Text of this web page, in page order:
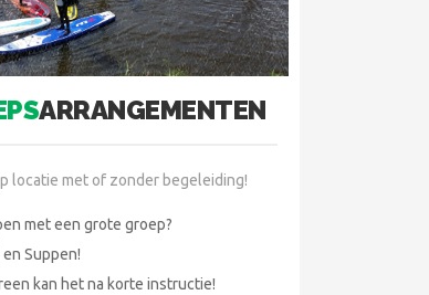
ARRANGEMENTEN
locatie met of zonder begeleiding!
met een grote groep?
en Suppen!
kan het na korte instructie!